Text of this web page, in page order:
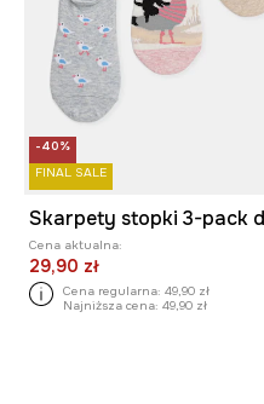
-40%
FINAL SALE
Cena aktualna:
29,90 zł
Cena regularna: 49,90 zł
Najniższa cena: 49,90 zł